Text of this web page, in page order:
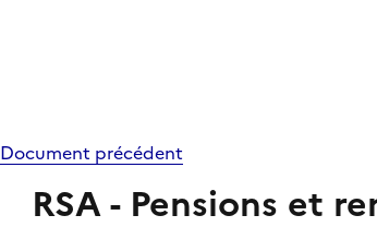
Document précédent
RSA - Pensions et